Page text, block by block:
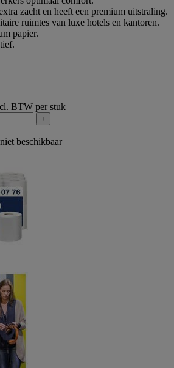
zacht en heeft een premium uitstraling.
ruimtes van luxe hotels en kantoren.
papier.
BTW per stuk
+
beschikbaar